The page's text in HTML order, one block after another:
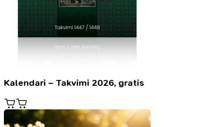
Kalendari – Takvimi 2026, gratis